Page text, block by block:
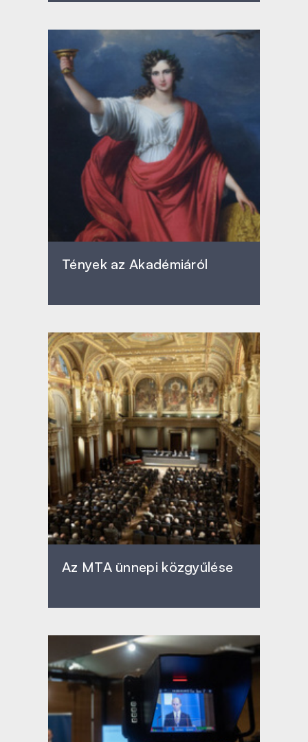
Tények az Akadémiáról
Az MTA ünnepi közgyűlése